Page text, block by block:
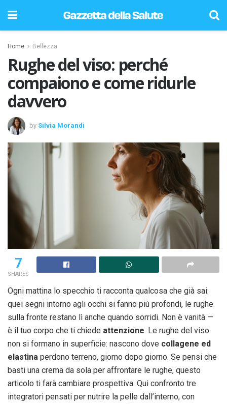
Home Bellezza
Rughe del viso: perché
compaiono e come ridurle
davvero
by Silvia Morandi
7
SHARES
Ogni mattina lo specchio ti racconta qualcosa che già sai:
quei segni intorno agli occhi si fanno più profondi, le rughe
sulla fronte restano lì anche quando sorridi. Non è vanità —
è il tuo corpo che ti chiede attenzione. Le rughe del viso
non si formano in superficie: nascono dove collagene ed
elastina perdono terreno, giorno dopo giorno. Se pensi che
basti una crema da sola per affrontare le rughe, questo
articolo ti farà cambiare prospettiva. Qui confronto tre
integratori pensati per nutrire la pelle dall’interno, con